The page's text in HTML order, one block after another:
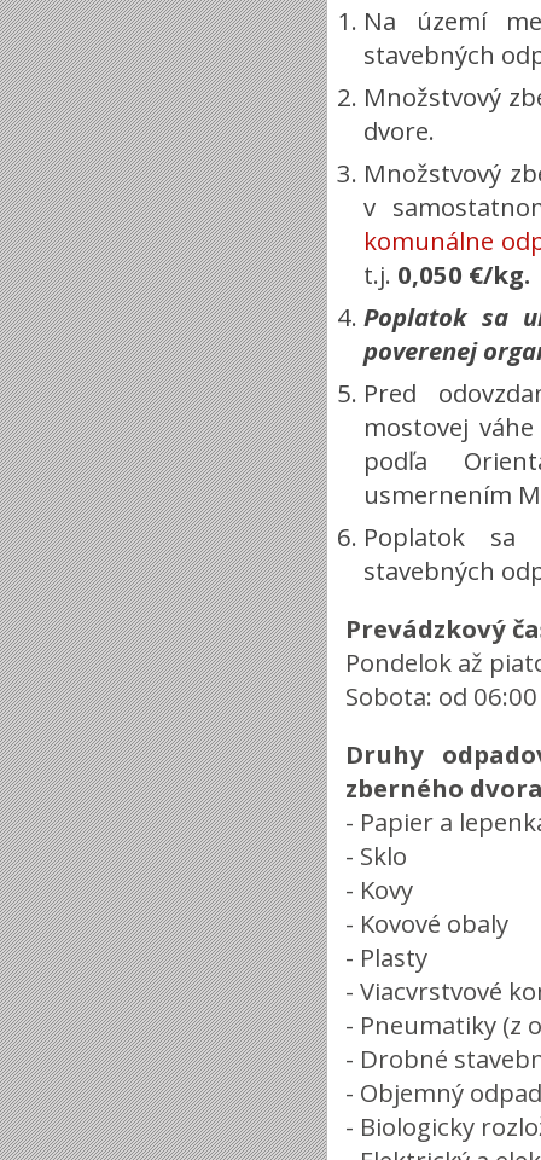
Na území
stavebných
Množstvový
dvore.
Množstvový
v
komunálne
t.j. 0,050 €/kg.
Poplatok sa
poverenej
Pred
mostovej
podľa
usmernením
Poplatok sa
stavebných
Prevádzkový
Pondelok až
Sobota: od
Druhy
zberného
- Papier a
- Sklo
- Kovy
- Kovové obaly
- Plasty
- Viacvrstvové
- Pneumatiky (z
- Drobné
- Objemný
- Biologicky